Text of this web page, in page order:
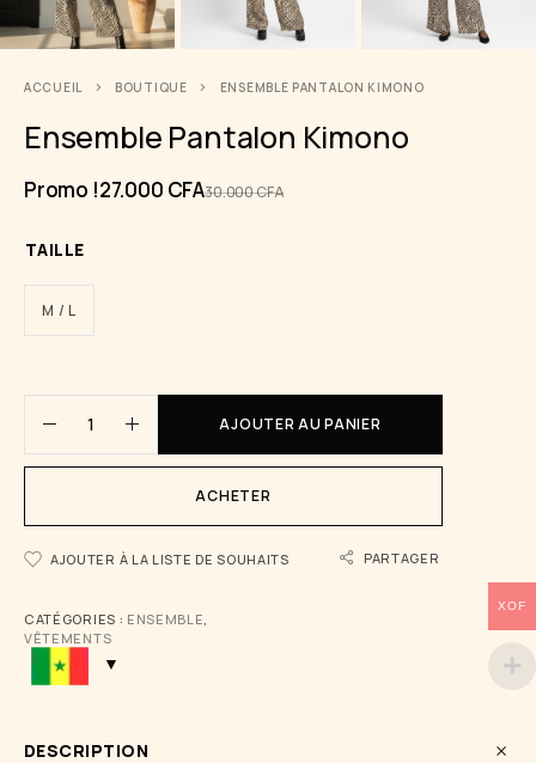
ACCUEIL BOUTIQUE ENSEMBLE PANTALON KIMONO
Ensemble Pantalon Kimono
Promo ! 30.000CFA
27.000 CFA
TAILLE
M / L
AJOUTER AU PANIER
ACHETER
AJOUTER À LA LISTE DE SOUHAITS PARTAGER
CATÉGORIES : ENSEMBLE
VÊTEMENTS
DESCRIPTION
XOF